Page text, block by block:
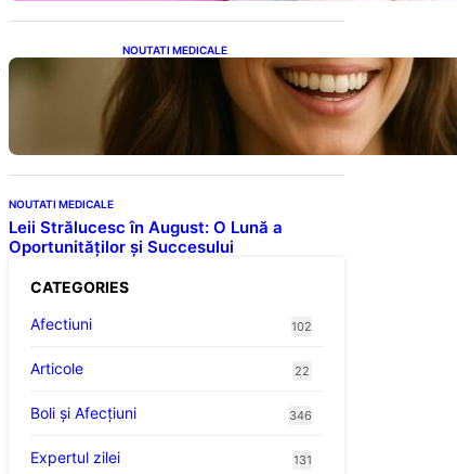
NOUTATI MEDICALE
Ceaiul – Băutura care
protejează inima:
Descoperiri recente despre
beneficiile consumului zilnic
NOUTATI MEDICALE
Leii Strălucesc în August: O Lună a
Oportunităților și Succesului
CATEGORIES
Afectiuni
102
Articole 22
Boli și Afecțiuni 346
Expertul zilei 131